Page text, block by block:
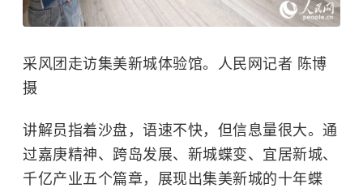
采风团走访集美新城体验馆。人民网记者 陈博
摄
讲解员指着沙盘，语速不快，但信息量很大。通
过嘉庚精神、跨岛发展、新城蝶变、宜居新城、
千亿产业五个篇章，展现出集美新城的十年蝶